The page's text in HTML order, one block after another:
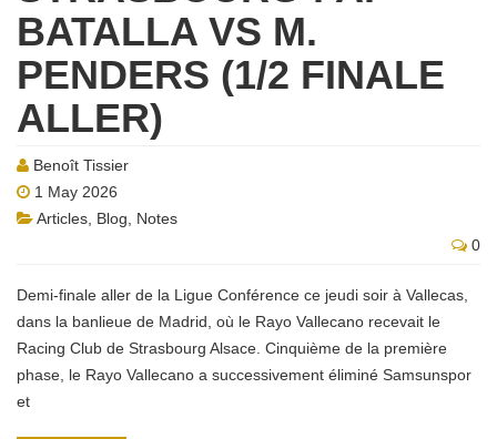
BATALLA VS M.
PENDERS (1/2 FINALE
ALLER)
Benoît Tissier
1 May 2026
Articles Blog
Notes
0
Demi-finale aller de la Ligue Conférence ce jeudi soir à Vallecas,
dans la banlieue de Madrid, où le Rayo Vallecano recevait le
Racing Club de Strasbourg Alsace. Cinquième de la première
phase, le Rayo Vallecano a successivement éliminé Samsunspor
et